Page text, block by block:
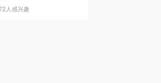
人感兴趣